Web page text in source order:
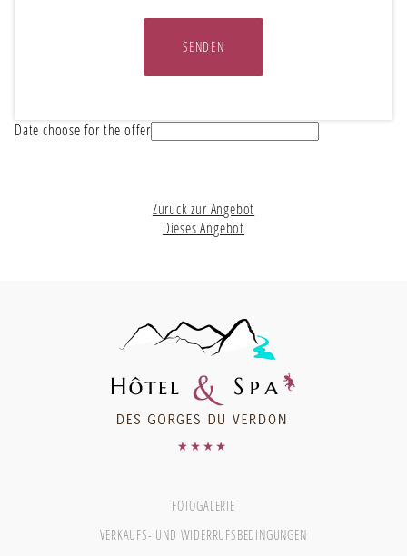
SENDEN
Date choose for the offer
Zurück zur Angebot
Dieses Angebot
FOTOGALERIE
VERKAUFS- UND WIDERRUFSBEDINGUNGEN